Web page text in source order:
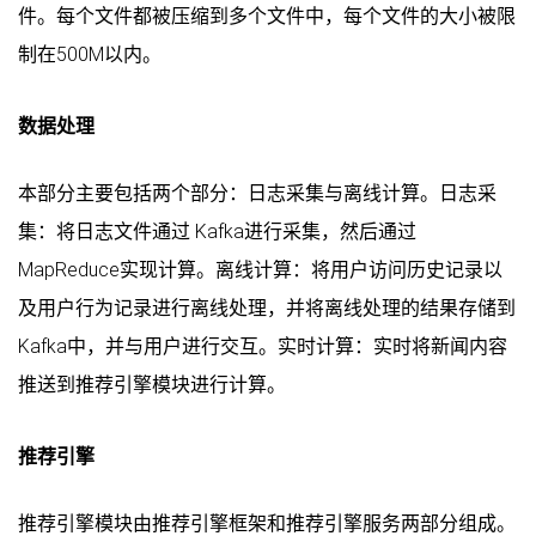
件。每个文件都被压缩到多个文件中，每个文件的大小被限
制在500M以内。
数据处理
本部分主要包括两个部分：日志采集与离线计算。日志采
集：将日志文件通过 Kafka进行采集，然后通过
MapReduce实现计算。离线计算：将用户访问历史记录以
及用户行为记录进行离线处理，并将离线处理的结果存储到
Kafka中，并与用户进行交互。实时计算：实时将新闻内容
推送到推荐引擎模块进行计算。
推荐引擎
推荐引擎模块由推荐引擎框架和推荐引擎服务两部分组成。